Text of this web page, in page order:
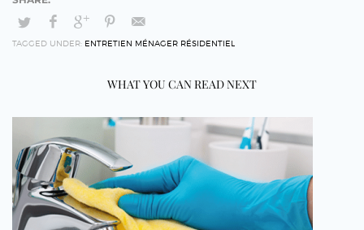
TAGGED UNDER: ENTRETIEN MÉNAGER RÉSIDENTIEL
WHAT YOU CAN READ NEXT